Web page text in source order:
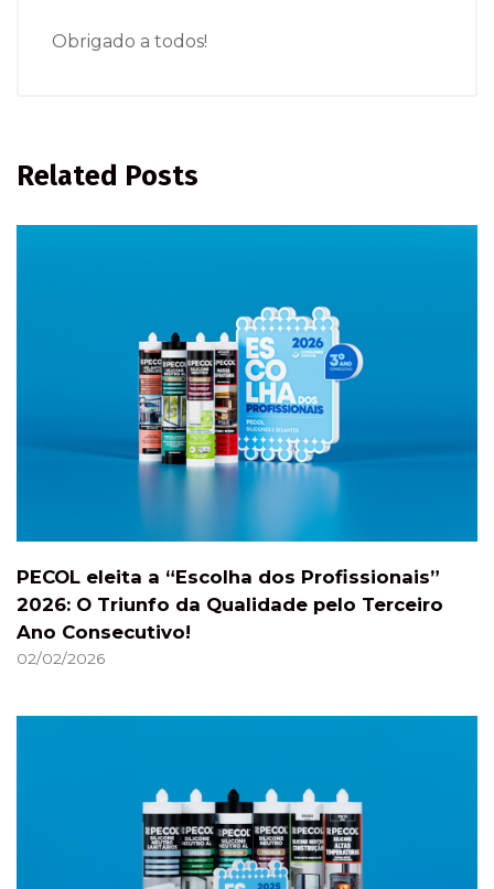
Obrigado a todos!
Related Posts
PECOL eleita a “Escolha dos Profissionais”
2026: O Triunfo da Qualidade pelo Terceiro
Ano Consecutivo!
02/02/2026